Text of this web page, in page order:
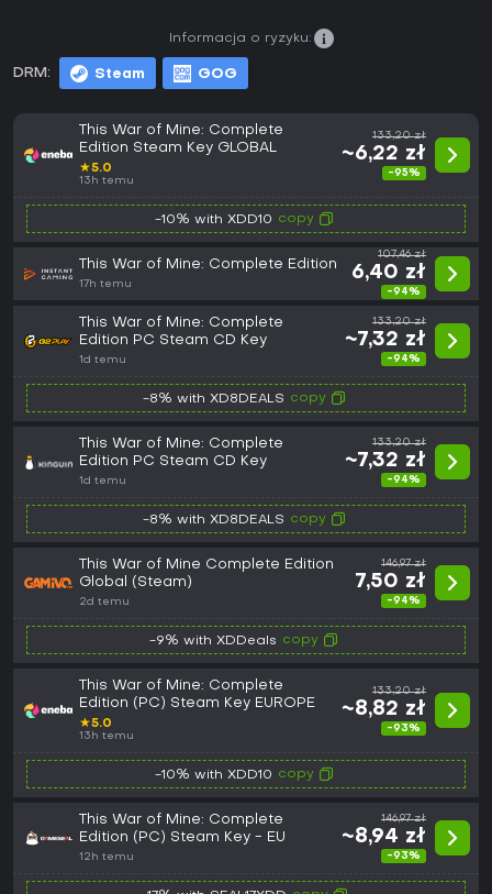
DRM: Steam GOG
Informacja o ryzyku:
This War of Mine: Complete
Edition Steam Key GLOBAL
★5.0
13h temu
133,20 zł
~6,22 zł
-95%
-10% with XDD10 copy
This War of Mine: Complete Edition
17h temu
107,46 zł
6,40 zł
-94%
This War of Mine: Complete
Edition PC Steam CD Key
1d temu
133,20 zł
~7,32 zł
-94%
-8% with XD8DEALS copy
This War of Mine: Complete
Edition PC Steam CD Key
1d temu
133,20 zł
~7,32 zł
-94%
-8% with XD8DEALS copy
This War of Mine Complete Edition
Global (Steam)
2d temu
146,97 zł
7,50 zł
-94%
-9% with XDDeals copy
This War of Mine: Complete
Edition (PC) Steam Key EUROPE
★5.0
13h temu
133,20 zł
~8,82 zł
-93%
-10% with XDD10 copy
This War of Mine: Complete
Edition (PC) Steam Key - EU
12h temu
146,97 zł
~8,94 zł
-93%